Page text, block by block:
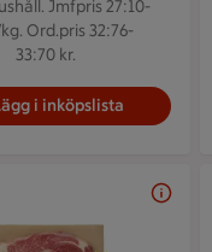
Jmfpris 27:10-
Ord.pris 32:76-
33:70 kr.
i inköpslista